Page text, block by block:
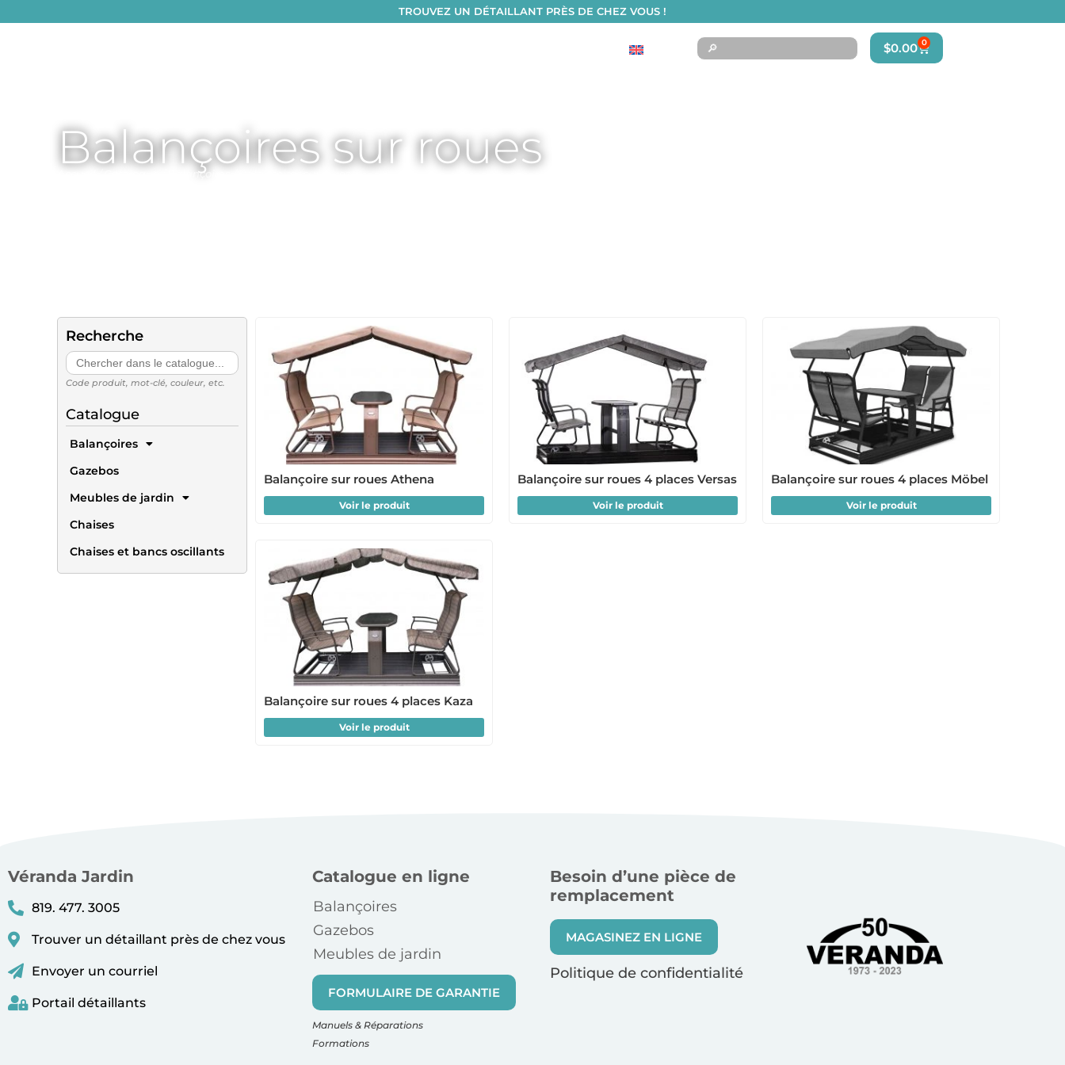
TROUVEZ UN DÉTAILLANT PRÈS DE CHEZ VOUS !
Search
for:
$0.00 0
Balançoires sur roues
Balançoires
Recherche
Search
for:
Code produit, mot-clé, couleur, etc.
Catalogue
Balançoires
Gazebos
Meubles de jardin
Chaises
Chaises et bancs oscillants
Balançoire sur roues Athena
Voir le produit
Balançoire sur roues 4 places Versas
Voir le produit
Balançoire sur roues 4 places Möbel
Voir le produit
Balançoire sur roues 4 places Kaza
Voir le produit
Véranda Jardin
819. 477. 3005
Trouver un détaillant près de chez vous
Envoyer un courriel
Portail détaillants
Catalogue en ligne
Balançoires
Gazebos
Meubles de jardin
FORMULAIRE DE GARANTIE
Manuels & Réparations
Formations
Besoin d’une pièce de
remplacement
MAGASINEZ EN LIGNE
Politique de confidentialité